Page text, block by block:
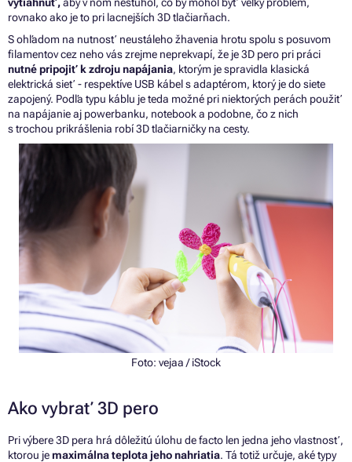
rovnako ako je to pri lacnejších 3D tlačiarňach.
S ohľadom na nutnosť neustáleho žhavenia hrotu spolu s posuvom
filamentov cez neho vás zrejme neprekvapí, že je 3D pero pri práci
nutné pripojiť k zdroju napájania, ktorým je spravidla klasická
elektrická sieť - respektíve USB kábel s adaptérom, ktorý je do siete
zapojený. Podľa typu káblu je teda možné pri niektorých perách použiť
na napájanie aj powerbanku, notebook a podobne, čo z nich
s trochou prikrášlenia robí 3D tlačiarničky na cesty.
Foto: vejaa / iStock
Ako vybrať 3D pero
Pri výbere 3D pera hrá dôležitú úlohu de facto len jedna jeho vlastnosť,
ktorou jemaximálna teplota jeho nahriatia. Tá totiž určuje, aké typy